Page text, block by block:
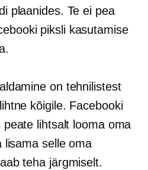
plaanides. Te ei pea
piksli kasutamise
on tehnilistest
kõigile. Facebooki
lihtsalt looma oma
lisama selle oma
teha järgmiselt.